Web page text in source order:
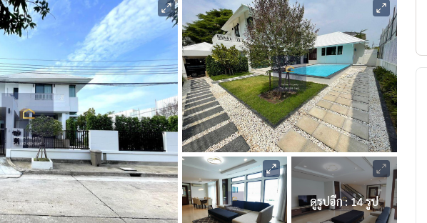
ดูรูปอีก : 14 รูป